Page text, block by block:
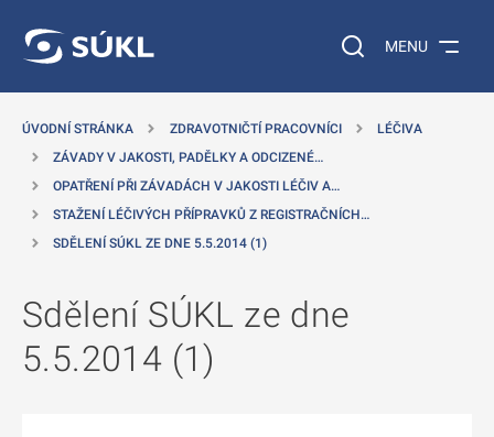
Vyhledávání na
MENU
ÚVODNÍ STRÁNKA ZDRAVOTNIČTÍ PRACOVNÍCI
LÉČIVA
ZÁVADY V JAKOSTI, PADĚLKY A ODCIZENÉ…
OPATŘENÍ PŘI ZÁVADÁCH V JAKOSTI LÉČIV A…
STAŽENÍ LÉČIVÝCH PŘÍPRAVKŮ Z REGISTRAČNÍCH…
SDĚLENÍ SÚKL ZE DNE 5.5.2014 (1)
Sdělení SÚKL ze dne
5.5.2014 (1)